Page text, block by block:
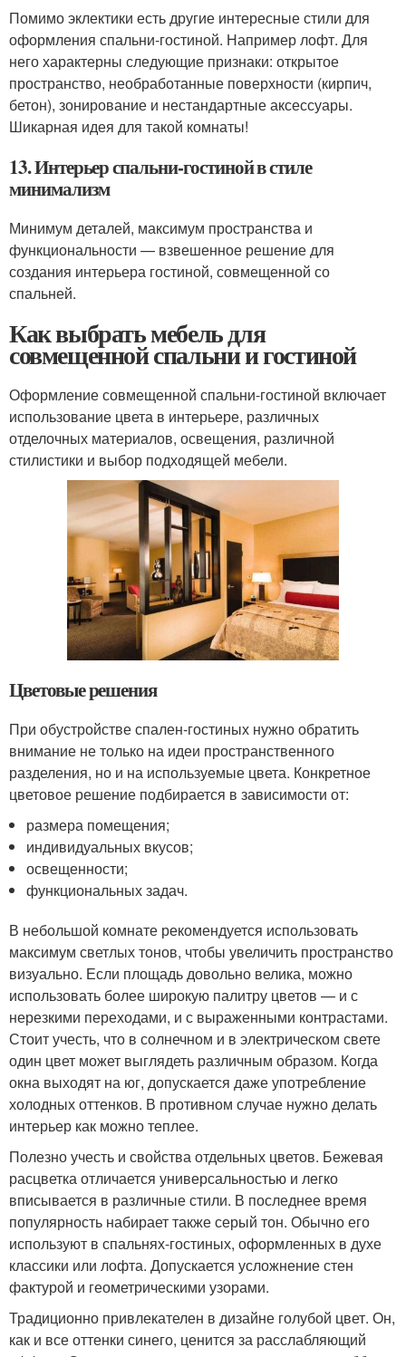
Помимо эклектики есть другие интересные стили для
оформления спальни-гостиной. Например лофт. Для
него характерны следующие признаки: открытое
пространство, необработанные поверхности (кирпич,
бетон), зонирование и нестандартные аксессуары.
Шикарная идея для такой комнаты!
13. Интерьер спальни-гостиной в стиле
минимализм
Минимум деталей, максимум пространства и
функциональности — взвешенное решение для
создания интерьера гостиной, совмещенной со
спальней.
Как выбрать мебель для
совмещенной спальни и гостиной
Оформление совмещенной спальни-гостиной включает
использование цвета в интерьере, различных
отделочных материалов, освещения, различной
стилистики и выбор подходящей мебели.
Цветовые решения
При обустройстве спален-гостиных нужно обратить
внимание не только на идеи пространственного
разделения, но и на используемые цвета. Конкретное
цветовое решение подбирается в зависимости от:
размера помещения;
индивидуальных вкусов;
освещенности;
функциональных задач.
В небольшой комнате рекомендуется использовать
максимум светлых тонов, чтобы увеличить пространство
визуально. Если площадь довольно велика, можно
использовать более широкую палитру цветов — и с
нерезкими переходами, и с выраженными контрастами.
Стоит учесть, что в солнечном и в электрическом свете
один цвет может выглядеть различным образом. Когда
окна выходят на юг, допускается даже употребление
холодных оттенков. В противном случае нужно делать
интерьер как можно теплее.
Полезно учесть и свойства отдельных цветов. Бежевая
расцветка отличается универсальностью и легко
вписывается в различные стили. В последнее время
популярность набирает также серый тон. Обычно его
используют в спальнях-гостиных, оформленных в духе
классики или лофта. Допускается усложнение стен
фактурой и геометрическими узорами.
Традиционно привлекателен в дизайне голубой цвет. Он,
как и все оттенки синего, ценится за расслабляющий